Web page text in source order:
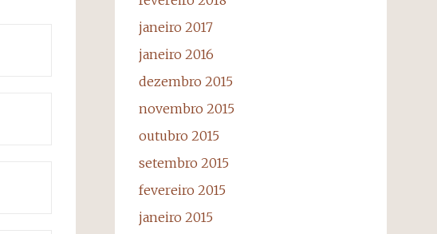
janeiro 2017
janeiro 2016
dezembro 2015
novembro 2015
outubro 2015
setembro 2015
fevereiro 2015
janeiro 2015